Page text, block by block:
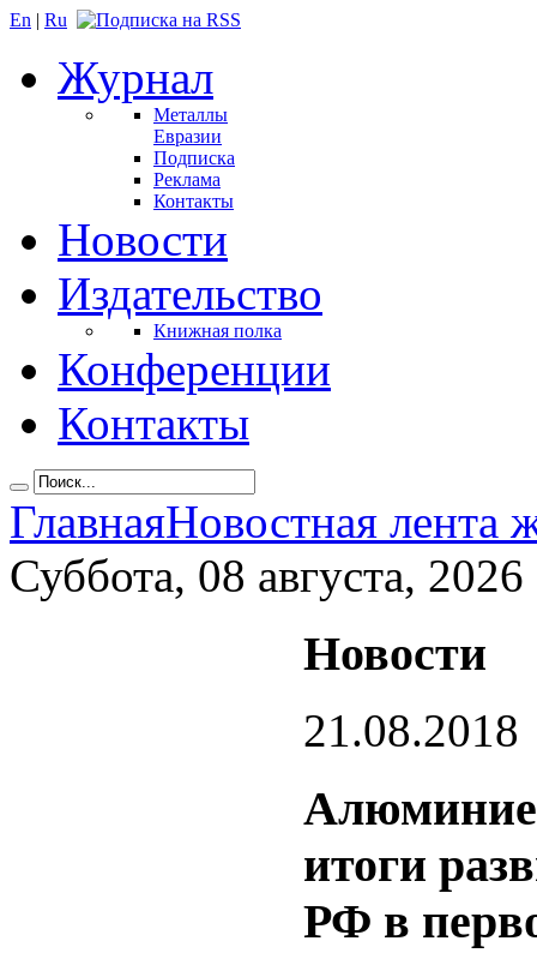
En | Ru
Журнал
Металлы
Евразии
Подписка
Реклама
Контакты
Новости
Издательство
Книжная полка
Конференции
Контакты
ГлавнаяНовостная лента
Суббота, 08 августа, 2026
Новости
21.08.2018
итоги
РФ в